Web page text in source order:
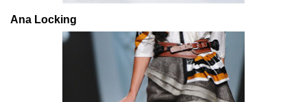
Ana Locking